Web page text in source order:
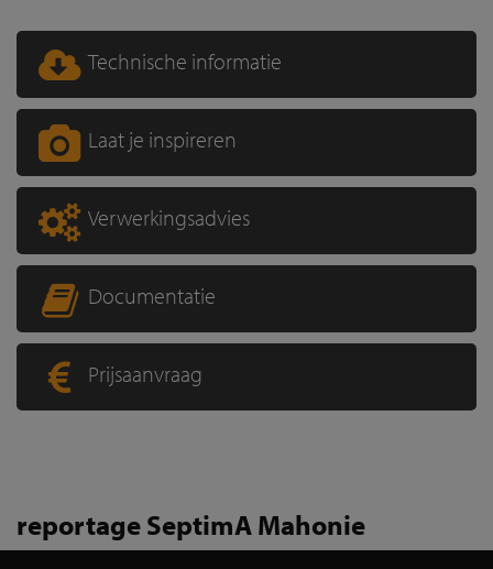
Technische informatie
Laat je inspireren
Verwerkingsadvies
Documentatie
Prijsaanvraag
reportage SeptimA Mahonie